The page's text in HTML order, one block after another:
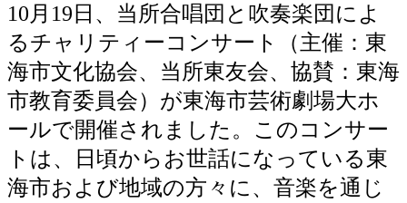
10月19日、当所合唱団と吹奏楽団によ
るチャリティーコンサート（主催：東
海市文化協会、当所東友会、協賛：東海
市教育委員会）が東海市芸術劇場大ホ
ールで開催されました。このコンサー
トは、日頃からお世話になっている東
海市および地域の方々に、音楽を通じ